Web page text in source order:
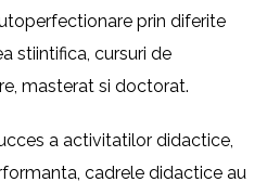
prin diferite
stiintifica, cursuri de
masterat si doctorat.
a activitatilor didactice,
cadrele didactice au